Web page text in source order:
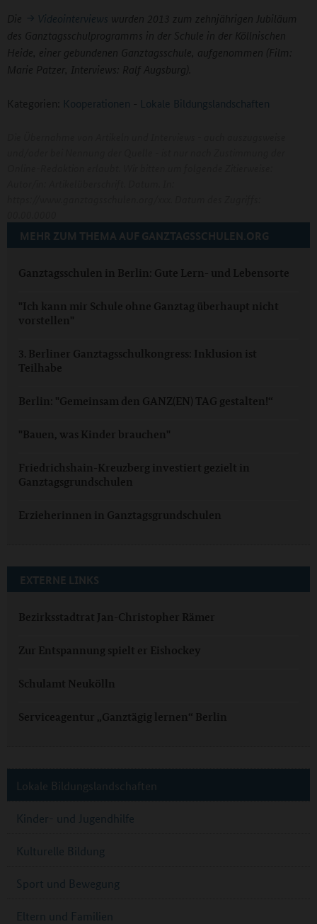
Die Videointerviews wurden 2013 zum zehnjährigen Jubiläum
des Ganztagsschulprogramms in der Schule in der Köllnischen
Heide, einer gebundenen Ganztagsschule, aufgenommen (Film:
Marie Patzer, Interviews: Ralf Augsburg).
Kategorien: Kooperationen - Lokale Bildungslandschaften
MEHR ZUM THEMA AUF GANZTAGSSCHULEN.ORG
Ganztagsschulen in Berlin: Gute Lern- und Lebensorte
"Ich kann mir Schule ohne Ganztag überhaupt nicht
vorstellen"
3. Berliner Ganztagsschulkongress: Inklusion ist
Teilhabe
Berlin: "Gemeinsam den GANZ(EN) TAG gestalten!“
"Bauen, was Kinder brauchen"
Friedrichshain-Kreuzberg investiert gezielt in
Ganztagsgrundschulen
Erzieherinnen in Ganztagsgrundschulen
EXTERNE LINKS
Bezirksstadtrat Jan-Christopher Rämer
Zur Entspannung spielt er Eishockey
Schulamt Neukölln
Serviceagentur „Ganztägig lernen“ Berlin
Lokale Bildungslandschaften
Kinder- und Jugendhilfe
Kulturelle Bildung
Sport und Bewegung
Eltern und Familien